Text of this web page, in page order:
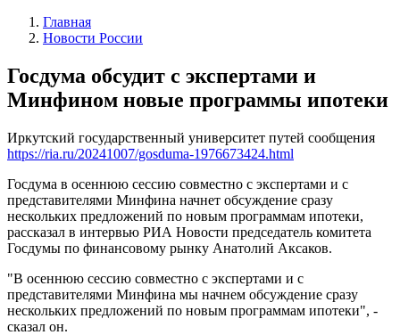
Главная
Новости России
Госдума обсудит с экспертами и
Минфином новые программы ипотеки
Иркутский государственный университет путей сообщения
https://ria.ru/20241007/gosduma-1976673424.html
Госдума в осеннюю сессию совместно с экспертами и с
представителями Минфина начнет обсуждение сразу
нескольких предложений по новым программам ипотеки,
рассказал в интервью РИА Новости председатель комитета
Госдумы по финансовому рынку Анатолий Аксаков.
"В осеннюю сессию совместно с экспертами и с
представителями Минфина мы начнем обсуждение сразу
нескольких предложений по новым программам ипотеки", -
сказал он.